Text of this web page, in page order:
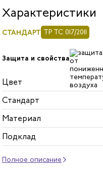
Характеристики
СТАНДАРТ ТР ТС 017/2011
Защита и свойства
Цвет
Стандарт
Материал
Подклад
Полное описание